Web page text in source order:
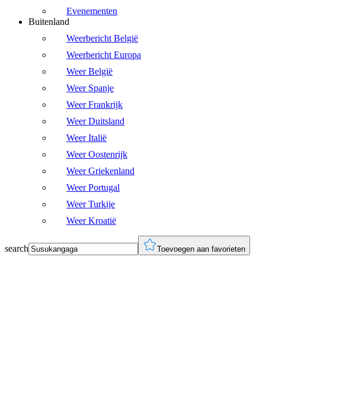
Evenementen
Buitenland
Weerbericht België
Weerbericht Europa
Weer België
Weer Spanje
Weer Frankrijk
Weer Duitsland
Weer Italië
Weer Oostenrijk
Weer Griekenland
Weer Portugal
Weer Turkije
Weer Kroatië
search Toevoegen aan favorieten